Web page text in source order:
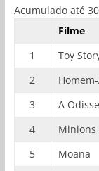
Acumulado até
Filme
1
Toy
2
3
A
4
Minions
5
Moana